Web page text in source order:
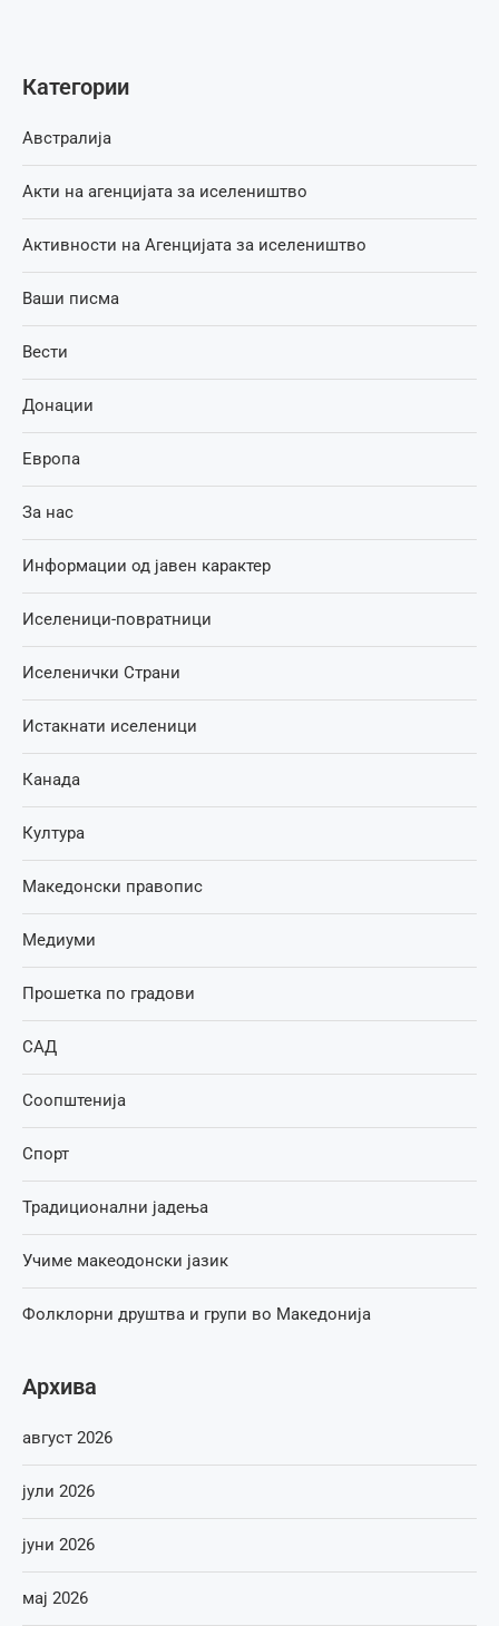
Категории
Австралија
Акти на агенцијата за иселеништво
Активности на Агенцијата за иселеништво
Ваши писма
Вести
Донации
Европа
За нас
Информации од јавен карактер
Иселеници-повратници
Иселенички Страни
Истакнати иселеници
Канада
Култура
Македонски правопис
Медиуми
Прошетка по градови
САД
Соопштенија
Спорт
Традиционални јадења
Учиме макеодонски јазик
Фолклорни друштва и групи во Македонија
Архива
август 2026
јули 2026
јуни 2026
мај 2026